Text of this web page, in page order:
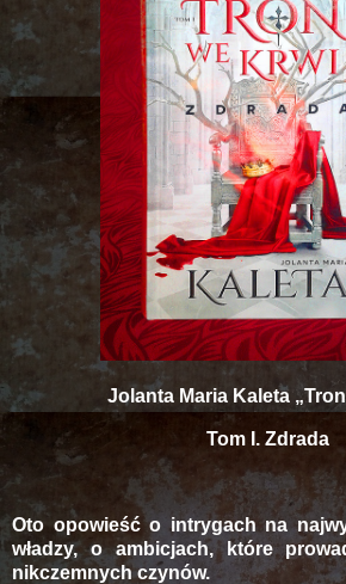
Jolanta Maria Kaleta
Tom I. Zdrada
Oto opowieść o intrygach na
władzy, o ambicjach, które
nikczemnych czynów.